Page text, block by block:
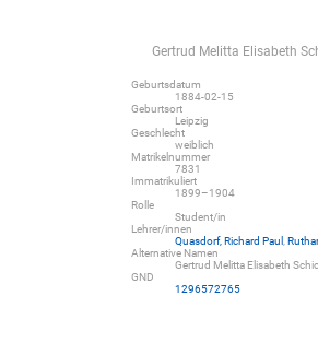
Gertrud Melitta Elisabeth
Geburtsdatum
1884-02-15
Geburtsort
Leipzig
Geschlecht
weiblich
Matrikelnummer
7831
Immatrikuliert
1899–1904
Rolle
Student/in
Lehrer/innen
Quasdorf, Richard Paul
Alternative Namen
Gertrud Melitta Elisabeth
GND
1296572765